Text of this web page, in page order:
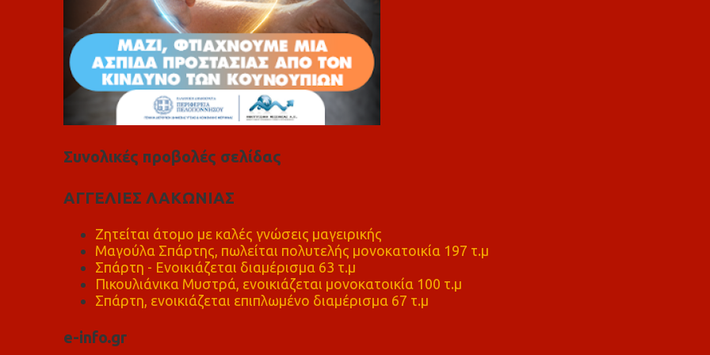
Συνολικές προβολές σελίδας
ΑΓΓΕΛΙΕΣ ΛΑΚΩΝΙΑΣ
Ζητείται άτομο με καλές γνώσεις μαγειρικής
Μαγούλα Σπάρτης, πωλείται πολυτελής μονοκατοικία 197 τ.μ
Σπάρτη - Ενοικιάζεται διαμέρισμα 63 τ.μ
Πικουλιάνικα Μυστρά, ενοικιάζεται μονοκατοικία 100 τ.μ
Σπάρτη, ενοικιάζεται επιπλωμένο διαμέρισμα 67 τ.μ
e-info.gr